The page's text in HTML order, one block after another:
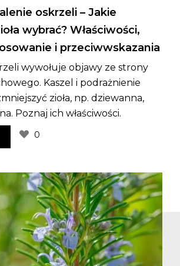
oskrzeli – Jakie
wybrać? Właściwości,
i przeciwwskazania
wywołuje objawy ze strony
Kaszel i podrażnienie
zioła, np. dziewanna,
Poznaj ich właściwości.
0